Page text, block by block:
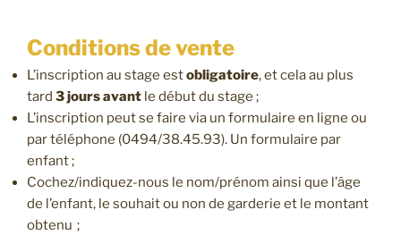
Conditions de vente
L’inscription au stage estobligatoire, et cela au plus
tard 3 jours avant le début du stage ;
L’inscription peut se faire via un formulaire en ligne ou
par téléphone (0494/38.45.93). Un formulaire par
enfant ;
Cochez/indiquez-nous le nom/prénom ainsi que l’âge
de l’enfant, le souhait ou non de garderie et le montant
obtenu ;